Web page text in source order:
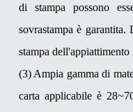
di stampa possono
sovrastampa è
stampa
(3) Ampia gamma di
carta applicabile è